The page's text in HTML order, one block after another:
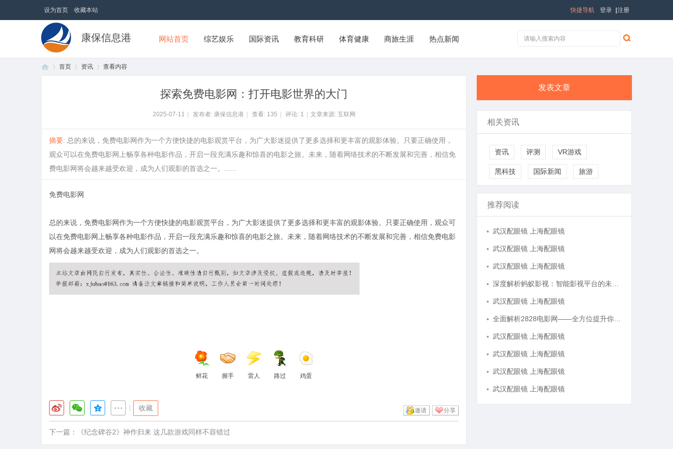
设为首页 收藏本站 登录 注册
快捷导航
康保信息港 网站首页 综艺娱乐 国际资讯 教育科研 体育健康 商旅生涯 热点新闻
首页 资讯 查看内容
探索免费电影网：打开电影世界的大门
2025-07-11 发布者: 康保信息港 查看: 135 评论: 1 文章来源: 互联网
摘要: 总的来说，免费电影网作为一个方便快捷的电影观赏平台，为广大影迷提供了更多选择和更丰富的观影体验。只要正确使用，
观众可以在免费电影网上畅享各种电影作品，开启一段充满乐趣和惊喜的电影之旅。未来，随着网络技术的不断发展和完善，相信免
费电影网将会越来越受欢迎，成为人们观影的首选之一。......
免费电影网
总的来说，免费电影网作为一个方便快捷的电影观赏平台，为广大影迷提供了更多选择和更丰富的观影体验。只要正确使用，观众可
以在免费电影网上畅享各种电影作品，开启一段充满乐趣和惊喜的电影之旅。未来，随着网络技术的不断发展和完善，相信免费电影
网将会越来越受欢迎，成为人们观影的首选之一。
鲜花 握手 雷人 路过 鸡蛋
收藏 分享
邀请
下一篇： 《纪念碑谷2》神作归来 这几款游戏同样不容错过
发表文章
相关资讯
资讯 评测 VR游戏
黑科技 国际新闻 旅游
推荐阅读
武汉配眼镜 上海配眼镜
武汉配眼镜 上海配眼镜
武汉配眼镜 上海配眼镜
武汉配眼镜 上海配眼镜
武汉配眼镜 上海配眼镜
武汉配眼镜 上海配眼镜
武汉配眼镜 上海配眼镜
武汉配眼镜 上海配眼镜